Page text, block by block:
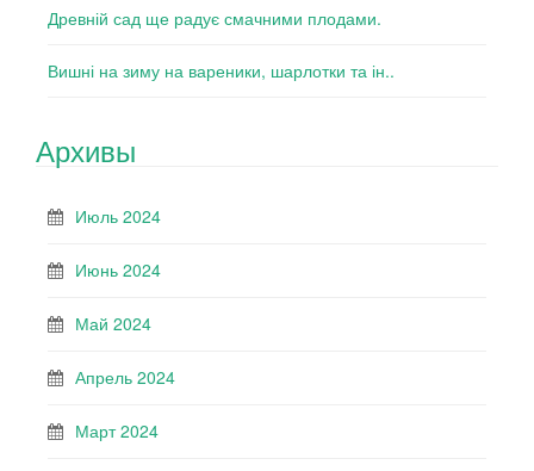
Древній сад ще радує смачними плодами.
Вишні на зиму на вареники, шарлотки та ін..
Архивы
Июль 2024
Июнь 2024
Май 2024
Апрель 2024
Март 2024